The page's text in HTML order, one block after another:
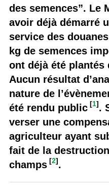
des semences”. Le
avoir déjà démarré
service des
kg de semences
ont déjà été plantés
Aucun résultat
nature de
été rendu public [1].
verser une
agriculteur ayant
fait de la
champs [2].